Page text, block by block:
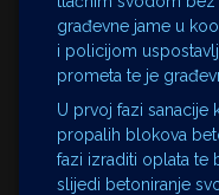
građevne jame u
i policijom
prometa te je
U prvoj fazi
propalih blokova
fazi izraditi oplata te
slijedi betoniranje